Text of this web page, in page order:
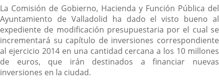
La Comisión de Gobierno, Hacienda y Función Pública del
Ayuntamiento de Valladolid ha dado el visto bueno al
expediente de modificación presupuestaria por el cual se
incrementará su capítulo de inversiones correspondiente
al ejercicio 2014 en una cantidad cercana a los 10 millones
de euros, que irán destinados a financiar nuevas
inversiones en la ciudad.